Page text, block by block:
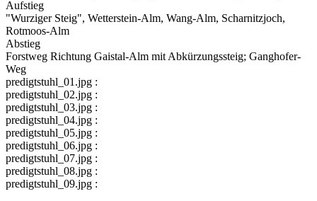
Aufstieg
"Wurziger Steig", Wetterstein-Alm, Wang-Alm, Scharnitzjoch,
Rotmoos-Alm
Abstieg
Forstweg Richtung Gaistal-Alm mit Abkürzungssteig; Ganghofer-
Weg
predigtstuhl_01.jpg :
predigtstuhl_02.jpg :
predigtstuhl_03.jpg :
predigtstuhl_04.jpg :
predigtstuhl_05.jpg :
predigtstuhl_06.jpg :
predigtstuhl_07.jpg :
predigtstuhl_08.jpg :
predigtstuhl_09.jpg :